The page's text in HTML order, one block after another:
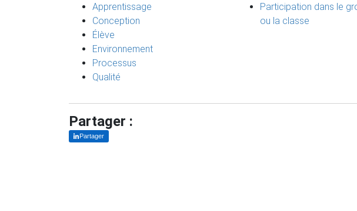
Apprentissage
Conception
Élève
Environnement
Processus
Qualité
Participation dans le
ou la classe
Partager :
Partager